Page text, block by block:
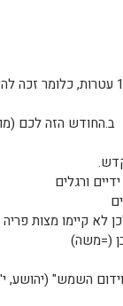
ורגלים
קיימו מצות פריה
(=משה)